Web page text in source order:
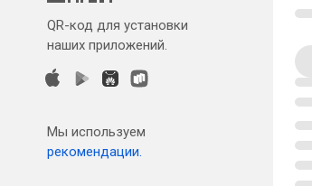
QR-код для установки
наших приложений.
Мы используем
рекомендации.